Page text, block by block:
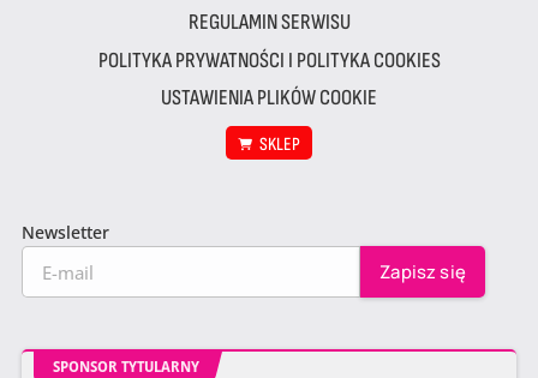
REGULAMIN SERWISU
POLITYKA PRYWATNOŚCI I POLITYKA COOKIES
USTAWIENIA PLIKÓW COOKIE
SKLEP
Newsletter
SPONSOR TYTULARNY